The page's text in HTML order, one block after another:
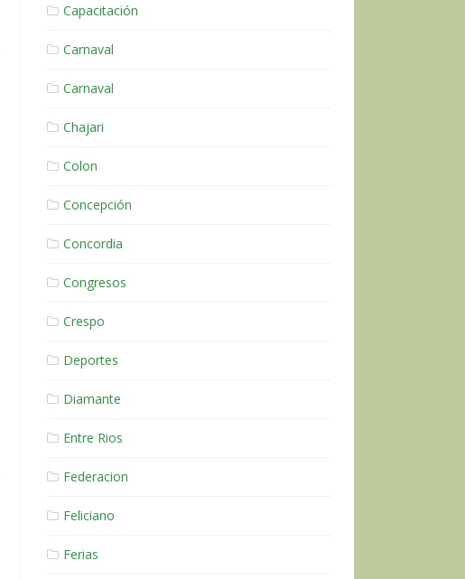
Capacitación
Carnaval
Carnaval
Chajari
Colon
Concepción
Concordia
Congresos
Crespo
Deportes
Diamante
Entre Rios
Federacion
Feliciano
Ferias